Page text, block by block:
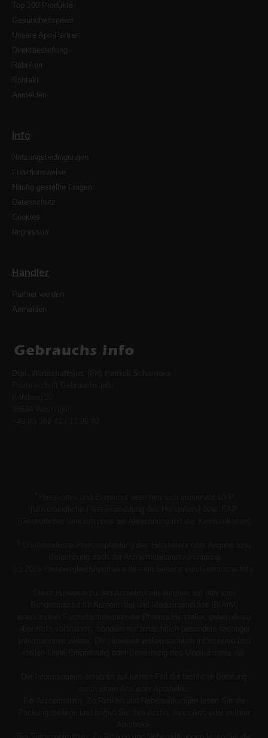
Top 100 Produkte
Gesundheitsnews
Unsere Apo-Partner
Direktbestellung
Rubriken
Kontakt
Anmelden
Info
Nutzungsbedingungen
Funktionsweise
Häufig gestellte Fragen
Datenschutz
Cookies
Impressum
Händler
Partner werden
Anmelden